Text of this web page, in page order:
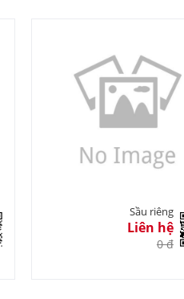
Sầu riêng
Liên hệ
0 đ